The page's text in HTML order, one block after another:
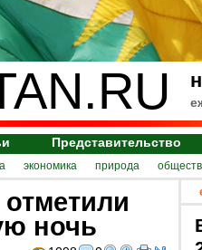
Представительство
экономика природа
ночь